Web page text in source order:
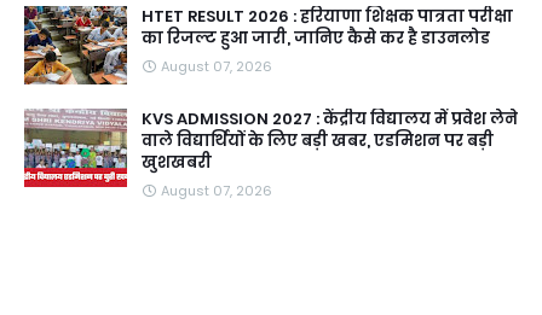
HTET RESULT 2026 : हरियाणा शिक्षक पात्रता परीक्षा
का रिजल्ट हुआ जारी, जानिए कैसे कर है डाउनलोड
August 07, 2026
KVS ADMISSION 2027 : केंद्रीय विद्यालय में प्रवेश लेने
वाले विद्यार्थियों के लिए बड़ी खबर, एडमिशन पर बड़ी
खुशखबरी
August 07, 2026